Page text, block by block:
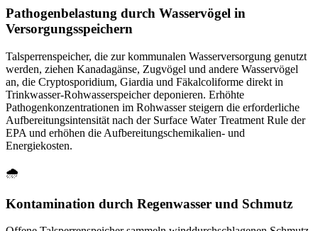
Pathogenbelastung durch Wasservögel in
Versorgungsspeichern
Talsperrenspeicher, die zur kommunalen Wasserversorgung genutzt
werden, ziehen Kanadagänse, Zugvögel und andere Wasservögel
an, die Cryptosporidium, Giardia und Fäkalcoliforme direkt in
Trinkwasser-Rohwasserspeicher deponieren. Erhöhte
Pathogenkonzentrationen im Rohwasser steigern die erforderliche
Aufbereitungsintensität nach der Surface Water Treatment Rule der
EPA und erhöhen die Aufbereitungschemikalien- und
Energiekosten.
🌧️
Kontamination durch Regenwasser und Schmutz